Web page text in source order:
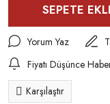
SEPETE
Yorum Yaz
Fiyatı Düşünce
Karşılaştır